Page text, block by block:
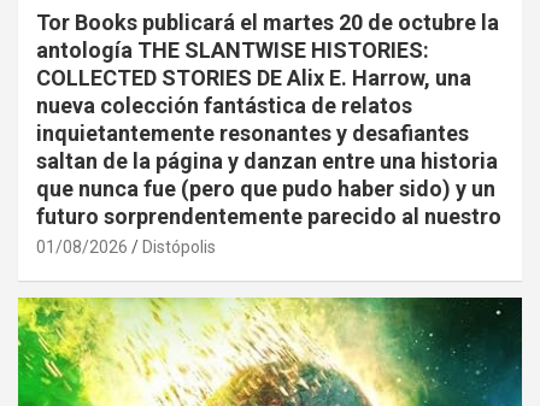
Tor Books publicará el martes 20 de octubre la
antología THE SLANTWISE HISTORIES:
COLLECTED STORIES DE Alix E. Harrow, una
nueva colección fantástica de relatos
inquietantemente resonantes y desafiantes
saltan de la página y danzan entre una historia
que nunca fue (pero que pudo haber sido) y un
futuro sorprendentemente parecido al nuestro
01/08/2026 Distópolis